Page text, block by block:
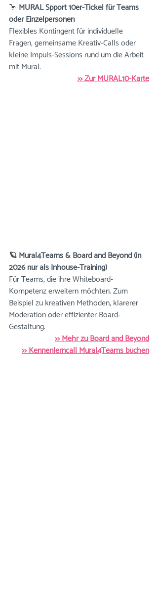
🦩 MURAL Spport 10er-Tickel für Teams
oder Einzelpersonen
Flexibles Kontingent für individuelle
Fragen, gemeinsame Kreativ-Calls oder
kleine Impuls-Sessions rund um die Arbeit
mit Mural.
>> Zur MURAL10-Karte
🪐 Mural4Teams & Board and Beyond (in
2026 nur als Inhouse-Training)
Für Teams, die ihre Whiteboard-
Kompetenz erweitern möchten. Zum
Beispiel zu kreativen Methoden, klarerer
Moderation oder effizienter Board-
Gestaltung.
>> Mehr zu Board and Beyond
>> Kennenlerncall Mural4Teams buchen